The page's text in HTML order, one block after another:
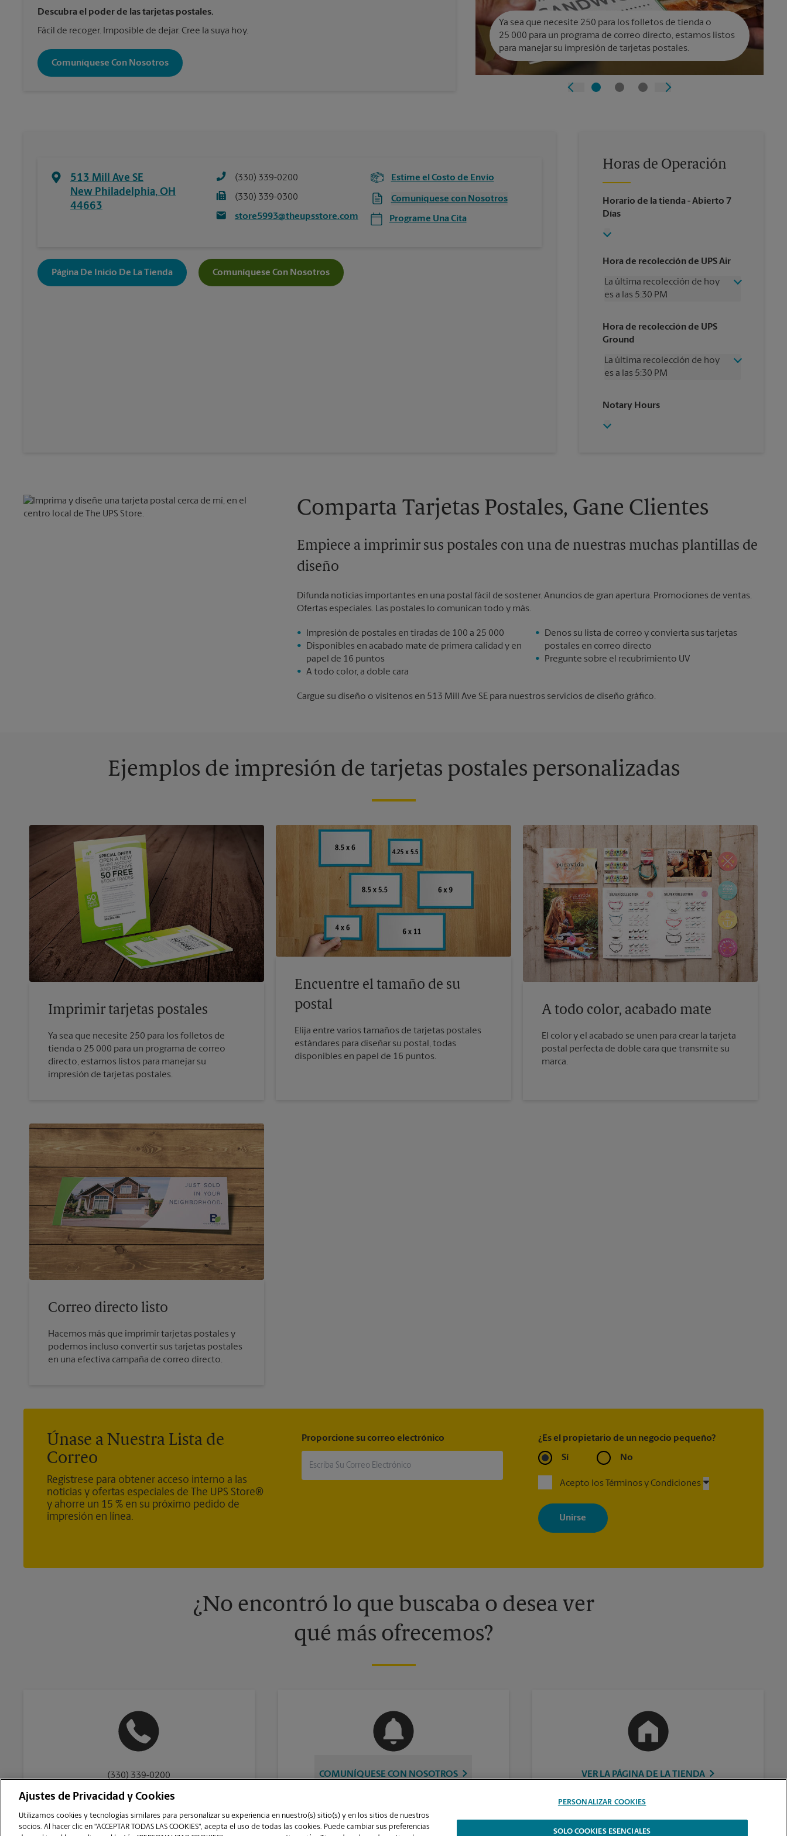
Descubra el poder de las tarjetas postales.
Fácil de recoger. Imposible de dejar. Cree la suya hoy.
Comuníquese Con Nosotros
Ya sea que necesite 250 para los folletos de tienda o
25 000 para un programa de correo directo, estamos listos
para manejar su impresión de tarjetas postales.
513 Mill Ave SE
New Philadelphia, OH
44663
(330) 339-0200
(330) 339-0300
store5993@theupsstore.com
Estime el Costo de Envío
Comuníquese con Nosotros
Programe Una Cita
Página De Inicio De La Tienda Comuníquese Con Nosotros
Horas de Operación
Horario de la tienda - Abierto 7
Días
Hora de recolección de UPS Air
La última recolección de hoy
es a las 5:30 PM
Jueves
5:30 PM
Viernes
Sábado
12:00 PM
Domingo
Sin Recolección
Hora de recolección de UPS
Ground
La última recolección de hoy
es a las 5:30 PM
Jueves
Viernes
Notary Hours
Comparta Tarjetas Postales, Gane Clientes
Empiece a imprimir sus postales con una de nuestras muchas plantillas de
diseño
Difunda noticias importantes en una postal fácil de sostener. Anuncios de gran apertura. Promociones de ventas.
Ofertas especiales. Las postales lo comunican todo y más.
Impresión de postales en tiradas de 100 a 25 000
Disponibles en acabado mate de primera calidad y en
papel de 16 puntos
A todo color, a doble cara
Denos su lista de correo y convierta sus tarjetas
postales en correo directo
Pregunte sobre el recubrimiento UV
Cargue su diseño o visítenos en 513 Mill Ave SE para nuestros servicios de diseño gráfico.
Ejemplos de impresión de tarjetas postales personalizadas
Imprimir tarjetas postales
Ya sea que necesite 250 para los folletos de
tienda o 25 000 para un programa de correo
directo, estamos listos para manejar su
impresión de tarjetas postales.
Encuentre el tamaño de su
postal
Elija entre varios tamaños de tarjetas postales
estándares para diseñar su postal, todas
disponibles en papel de 16 puntos.
A todo color, acabado mate
El color y el acabado se unen para crear la tarjeta
postal perfecta de doble cara que transmite su
marca.
Correo directo listo
Hacemos más que imprimir tarjetas postales y
podemos incluso convertir sus tarjetas postales
en una efectiva campaña de correo directo.
Únase a Nuestra Lista de
Correo
Regístrese para obtener acceso interno a las
noticias y ofertas especiales de The UPS Store®
y ahorre un 15 % en su próximo pedido de
impresión en línea.
Proporcione su correo electrónico ¿Es el propietario de un negocio pequeño?
Sí No
Acepto los Términos y Condiciones
Al registrarse, acepta recibir correos electrónicos de The UPS Store
con noticias, ofertas especiales, promociones y mensajes
adaptados a sus intereses. Puede darse de baja en cualquier
momento. Para más información, consulte nuestra política de
información, contacte al centro The UPS Store en su ciudad.
¿No encontró lo que buscaba o desea ver
qué más ofrecemos?
(330) 339-0200 COMUNÍQUESE CON NOSOTROS VER LA PÁGINA DE LA TIENDA
Ajustes de Privacidad y Cookies
Utilizamos cookies y tecnologías similares para personalizar su experiencia en nuestro(s) sitio(s) y en los sitios de nuestros
socios. Al hacer clic en "ACCEPTAR TODAS LAS COOKIES", acepta el uso de todas las cookies. Puede cambiar sus preferencias
PERSONALIZAR COOKIES
SOLO COOKIES ESENCIALES